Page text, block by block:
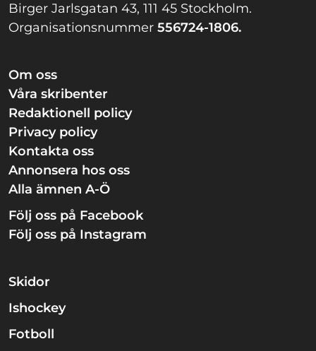
Birger Jarlsgatan 43, 111 45 Stockholm.
Organisationsnummer 556724-1806.
Om oss
Våra skribenter
Redaktionell policy
Privacy policy
Kontakta oss
Annonsera hos oss
Alla ämnen A-Ö
Följ oss på Facebook
Följ oss på Instagram
Skidor
Ishockey
Fotboll